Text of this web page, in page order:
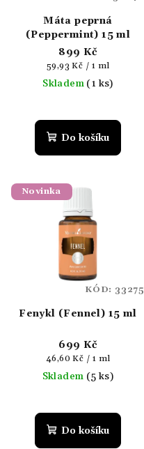
Máta peprná
(Peppermint) 15 ml
899 Kč
Měrná
cena:
59,93 Kč / 1 ml
Skladem (1 ks)
hodnocení
produktu
5
Do košíku
Novinka
Fenykl (Fennel) 15 ml
699 Kč
Měrná
cena:
46,60 Kč / 1 ml
Skladem (5 ks)
Do košíku
KÓD: 33275